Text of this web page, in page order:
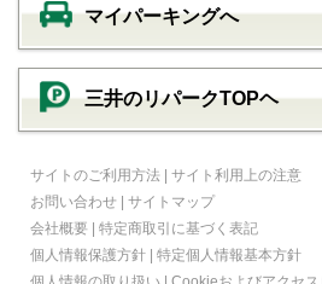
マイパーキングへ
三井のリパークTOPヘ
サイトのご利用方法 | サイト利用上の注意
お問い合わせ | サイトマップ
会社概要 | 特定商取引に基づく表記
個人情報保護方針 | 特定個人情報基本方針